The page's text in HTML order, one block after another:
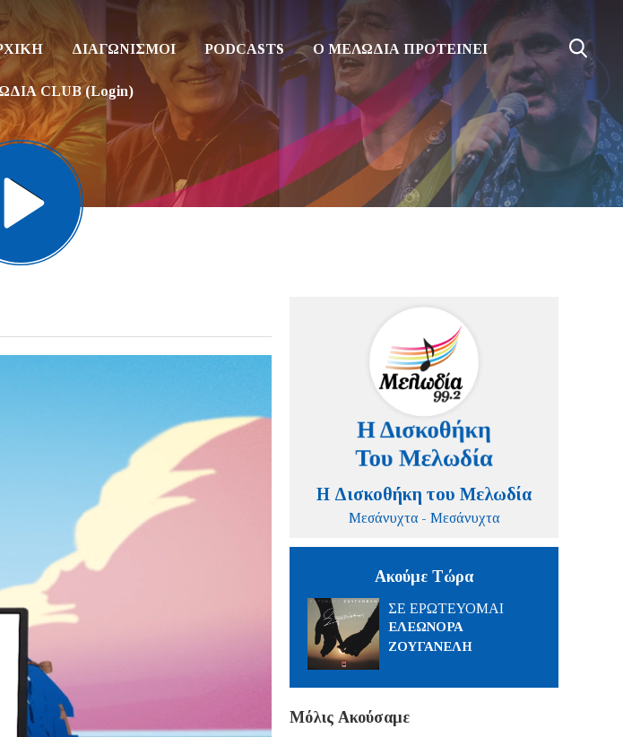
ΔΙΑΓΩΝΙΣΜΟΙ PODCASTS Ο ΜΕΛΩΔΙΑ ΠΡΟΤΕΙΝΕΙ
CLUB (Login)
Η Δισκοθήκη του Μελωδία
Μεσάνυχτα - Μεσάνυχτα
Ακούμε Τώρα
ΣΕ ΕΡΩΤΕΥΟΜΑΙ
ΕΛΕΩΝΟΡΑ
ΖΟΥΓΑΝΕΛΗ
Μόλις Ακούσαμε